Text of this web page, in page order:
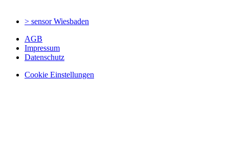
> sensorWiesbaden
AGB
Impressum
Datenschutz
Cookie Einstellungen